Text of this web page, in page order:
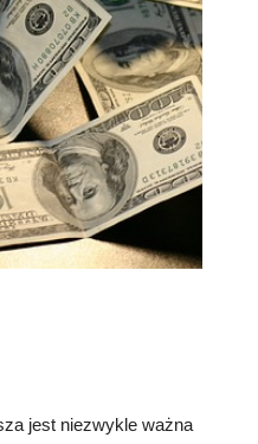
jest niezwykle ważna